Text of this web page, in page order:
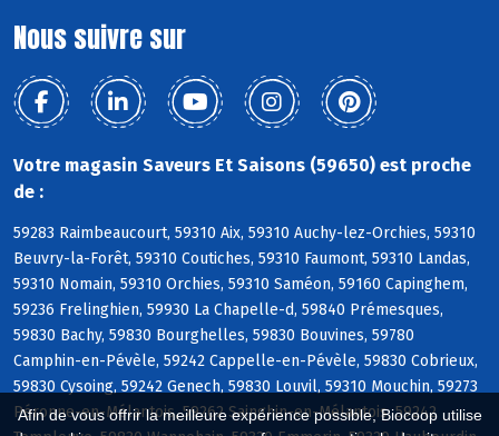
Afin de vous offrir la meilleure expérience possible, Biocoop utilise
Nous suivre sur
Votre magasin Saveurs Et Saisons (59650) est proche
de :
59283 Raimbeaucourt, 59310 Aix, 59310 Auchy-lez-Orchies, 59310
Beuvry-la-Forêt, 59310 Coutiches, 59310 Faumont, 59310 Landas,
59310 Nomain, 59310 Orchies, 59310 Saméon, 59160 Capinghem,
59236 Frelinghien, 59930 La Chapelle-d, 59840 Prémesques,
59830 Bachy, 59830 Bourghelles, 59830 Bouvines, 59780
Camphin-en-Pévèle, 59242 Cappelle-en-Pévèle, 59830 Cobrieux,
59830 Cysoing, 59242 Genech, 59830 Louvil, 59310 Mouchin, 59273
Péronne-en-Mélantois, 59262 Sainghin-en-Mélantois, 59242